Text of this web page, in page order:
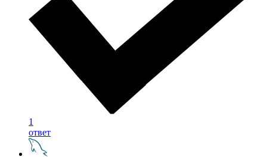
1
ответ